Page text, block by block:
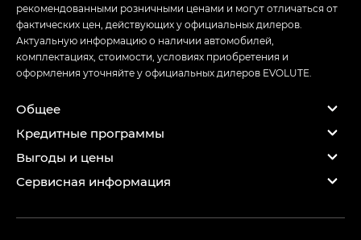
рекомендованными розничными ценами и могут отличаться от
фактических цен, действующих у официальных дилеров.
Актуальную информацию о наличии автомобилей,
комплектациях, стоимости, условиях приобретения и
оформления уточняйте у официальных дилеров EVOLUTE.
Общее
Кредитные программы
Выгоды и цены
Сервисная информация